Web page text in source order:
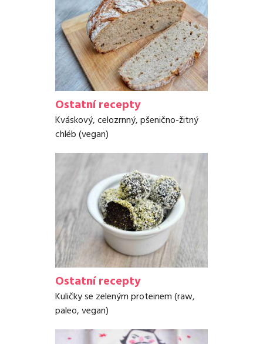
Ostatní recepty
Kváskový, celozrnný, pšenično-žitný
chléb (vegan)
Ostatní recepty
Kuličky se zeleným proteinem (raw,
paleo, vegan)